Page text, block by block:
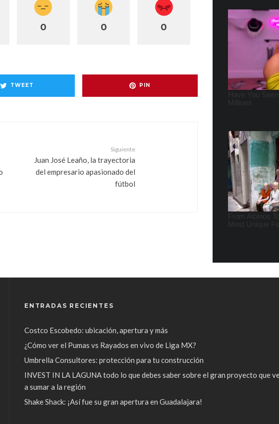
0 0 0
TWEET PIN
Siguiente
Juan José Leaño, la trayectoria
del empresario apasionado del
fútbol
ENTRADAS RECIENTES
Costco Escobedo: ubicación, apertura y más
¿Cómo ver el Pumas vs Rayados en vivo de Liga MX?
Umbrella Consultores: protección para tu construcción
INVEST IN LA LAGUNA todo lo que debes saber sobre el gran proyecto que
a sumar a la región
Shake Shack: ¡Así fue su gran apertura en Guadalajara!